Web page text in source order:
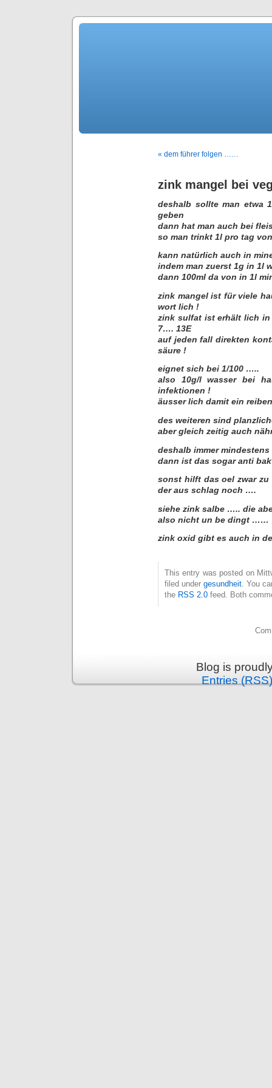
« dem führer folgen ……
zink mangel bei
deshalb sollte man etwa
geben
dann hat man auch bei
so man trinkt 1l pro tag
kann natürlich auch in
indem man zuerst 1g in 1l
dann 100ml da von in 1l
zink mangel ist für viele
wort lich !
zink sulfat ist erhält lich
7…. 13E
auf jeden fall direkten
säure !
eignet sich bei 1/100 …..
also 10g/l wasser bei
infektionen !
äusser lich damit ein
des weiteren sind
aber gleich zeitig auch
deshalb immer
dann ist das sogar anti
sonst hilft das oel zwar
der aus schlag noch ….
siehe zink salbe ….. die
also nicht un be dingt ……
zink oxid gibt es auch in
This entry was posted on
filed undergesundheit. You
the RSS 2.0 feed. Both
Blog is
Entries (RSS)